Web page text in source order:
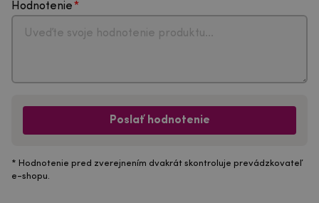
Hodnotenie
Poslať hodnotenie
* Hodnotenie pred zverejnením dvakrát skontroluje prevádzkovateľ
e-shopu.